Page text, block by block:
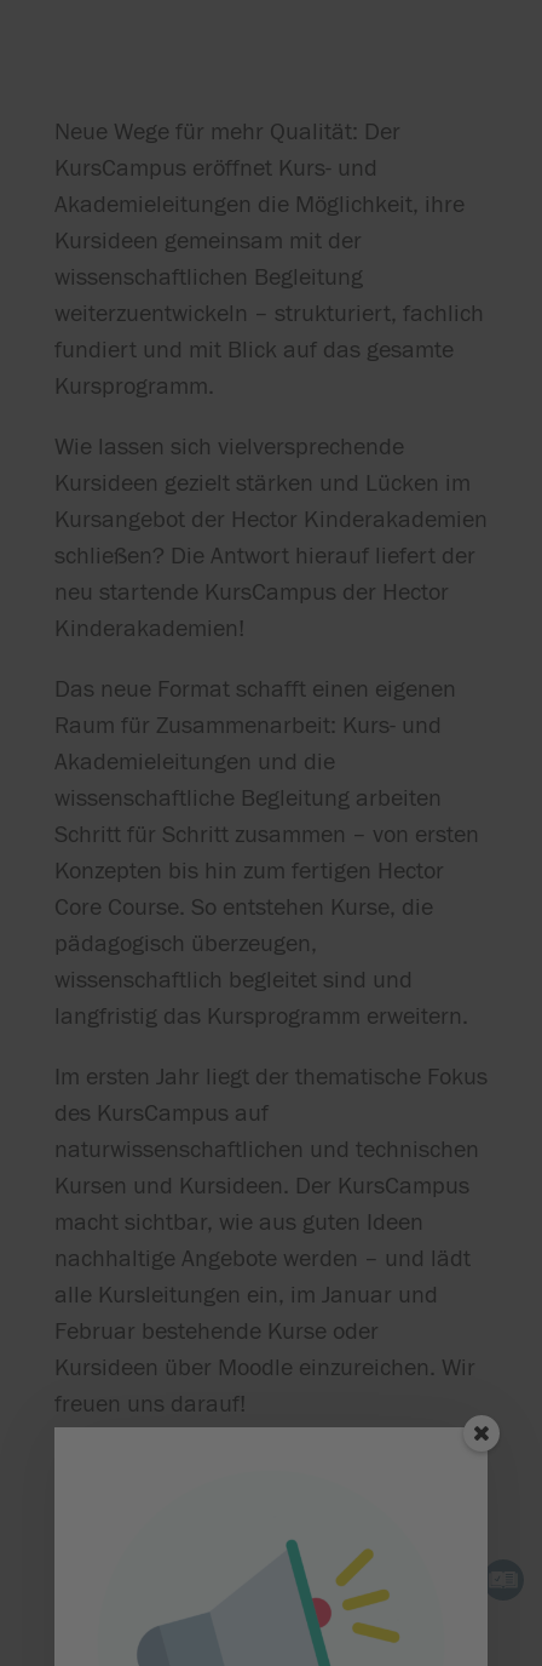
Neue Wege für mehr Qualität: Der
KursCampus eröffnet Kurs- und
Akademieleitungen die Möglichkeit, ihre
Kursideen gemeinsam mit der
wissenschaftlichen Begleitung
weiterzuentwickeln – strukturiert, fachlich
fundiert und mit Blick auf das gesamte
Kursprogramm.
Wie lassen sich vielversprechende
Kursideen gezielt stärken und Lücken im
Kursangebot der Hector Kinderakademien
schließen? Die Antwort hierauf liefert der
neu startende KursCampus der Hector
Kinderakademien!
Das neue Format schafft einen eigenen
Raum für Zusammenarbeit: Kurs- und
Akademieleitungen und die
wissenschaftliche Begleitung arbeiten
Schritt für Schritt zusammen – von ersten
Konzepten bis hin zum fertigen Hector
Core Course. So entstehen Kurse, die
pädagogisch überzeugen,
wissenschaftlich begleitet sind und
langfristig das Kursprogramm erweitern.
Im ersten Jahr liegt der thematische Fokus
des KursCampus auf
naturwissenschaftlichen und technischen
Kursen und Kursideen. Der KursCampus
macht sichtbar, wie aus guten Ideen
nachhaltige Angebote werden – und lädt
alle Kursleitungen ein, im Januar und
Februar bestehende Kurse oder
Kursideen über Moodle einzureichen. Wir
freuen uns darauf!